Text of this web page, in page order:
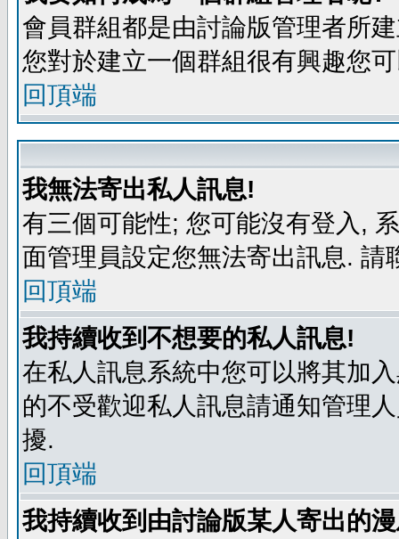
會員群組都是由討論版管理者所
您對於建立一個群組很有興趣您
回頂端
我無法寄出私人訊息!
有三個可能性; 您可能沒有登入,
面管理員設定您無法寄出訊息. 請
回頂端
我持續收到不想要的私人訊息!
在私人訊息系統中您可以將其加
的不受歡迎私人訊息請通知管理
擾.
回頂端
我持續收到由討論版某人寄出的